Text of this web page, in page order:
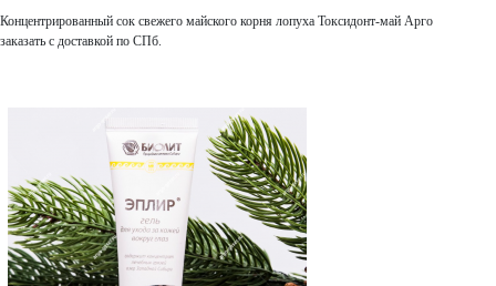
Концентрированный сок свежего майского корня лопуха Токсидонт-май Арго
заказать с доставкой по СПб.